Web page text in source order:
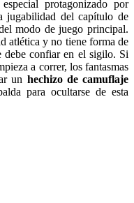
protagonizado por
jugabilidad del capítulo de
modo de juego principal.
atlética y no tiene forma de
debe confiar en el sigilo. Si
a correr, los fantasmas
un hechizo de camuflaje
para ocultarse de esta